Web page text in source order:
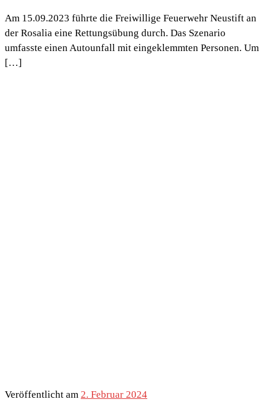
Am 15.09.2023 führte die Freiwillige Feuerwehr Neustift an
der Rosalia eine Rettungsübung durch. Das Szenario
umfasste einen Autounfall mit eingeklemmten Personen. Um
[…]
Veröffentlicht am 2. Februar 2024